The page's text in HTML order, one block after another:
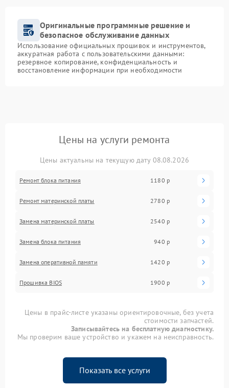
Оригинальные программные решение и
безопасное обслуживание данных
Использование официальных прошивок и инструментов,
аккуратная работа с пользовательскими данными:
резервное копирование, конфиденциальность и
восстановление информации при необходимости
Цены на услуги ремонта
Цены актуальны на текущую дату 08.08.2026
Ремонт блока питания 1180 р
Ремонт материнской платы 2780 р
Замена материнской платы 2540 р
Замена блока питания 940 р
Замена оперативной памяти 1420 р
Прошивка BIOS 1900 р
Цены в прайс-листе указаны ориентировочные, без учета
стоимости запчастей.
Записывайтесь на бесплатную диагностику.
Мы проверим ваше устройство и укажем на неисправность.
Показать все услуги